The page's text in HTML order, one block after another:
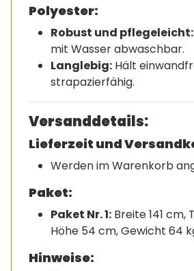
Polyester:
Robust und pflegeleicht:
mit Wasser abwaschbar.
Langlebig: Hält
strapazierfähig.
Versanddetails:
Lieferzeit und
Werden im Warenkorb
Paket:
Paket Nr. 1: Breite 141 cm,
Höhe 54 cm, Gewicht 64
Hinweise: